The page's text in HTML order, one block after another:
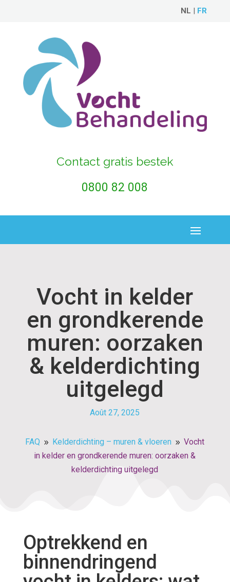
NL | FR
Contact gratis bestek
0800 82 008
Vocht in kelder
en grondkerende
muren: oorzaken
& kelderdichting
uitgelegd
Août 27, 2025
FAQ 9 Kelderdichting – muren & vloeren 9 Vocht
in kelder en grondkerende muren: oorzaken &
kelderdichting uitgelegd
Optrekkend en
binnendringend